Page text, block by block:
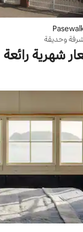
وحديقة
شهرية رائعة